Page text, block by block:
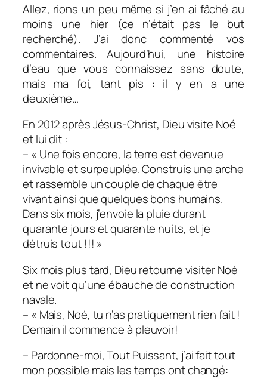
Allez, rions un peu même si j’en ai fâché au
moins une hier (ce n’était pas le but
recherché). J’ai donc commenté vos
commentaires. Aujourd’hui, une histoire
d’eau que vous connaissez sans doute,
mais ma foi, tant pis : il y en a une
deuxième…
En 2012 après Jésus-Christ, Dieu visite Noé
et lui dit :
– « Une fois encore, la terre est devenue
invivable et surpeuplée. Construis une arche
et rassemble un couple de chaque être
vivant ainsi que quelques bons humains.
Dans six mois, j’envoie la pluie durant
quarante jours et quarante nuits, et je
détruis tout !!! »
Six mois plus tard, Dieu retourne visiter Noé
et ne voit qu’une ébauche de construction
navale.
– « Mais, Noé, tu n’as pratiquement rien fait !
Demain il commence à pleuvoir!
– Pardonne-moi, Tout Puissant, j’ai fait tout
mon possible mais les temps ont changé: